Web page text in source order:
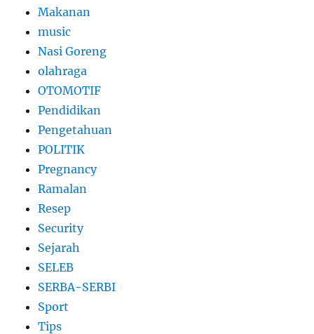
Makanan
music
Nasi Goreng
olahraga
OTOMOTIF
Pendidikan
Pengetahuan
POLITIK
Pregnancy
Ramalan
Resep
Security
Sejarah
SELEB
SERBA-SERBI
Sport
Tips